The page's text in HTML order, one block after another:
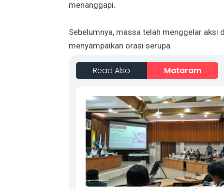
menanggapi.
Sebelumnya, massa telah menggelar aksi
menyampaikan orasi serupa.
Read Also Mataram